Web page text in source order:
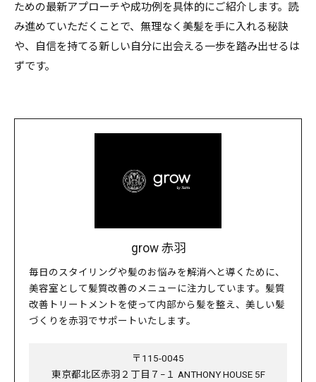
ための最新アプローチや成功例を具体的にご紹介します。読
み進めていただくことで、無理なく美髪を手に入れる秘訣
や、自信を持てる新しい自分に出会える一歩を踏み出せるは
ずです。
grow 赤羽
毎日のスタイリングや髪のお悩みを解消へと導くために、
美容室として髪質改善のメニューに注力しています。髪質
改善トリートメントを使って内部から髪を整え、美しい髪
づくりを赤羽でサポートいたします。
〒115-0045
東京都北区赤羽２丁目７−１ ANTHONY HOUSE 5F